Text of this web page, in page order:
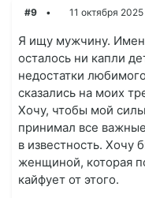
#9 11 октября 2025
Я ищу мужчину.
осталось ни капли
недостатки
сказались на моих
Хочу, чтобы мой
принимал все
в известность. Хочу
женщиной, которая
кайфует от этого.